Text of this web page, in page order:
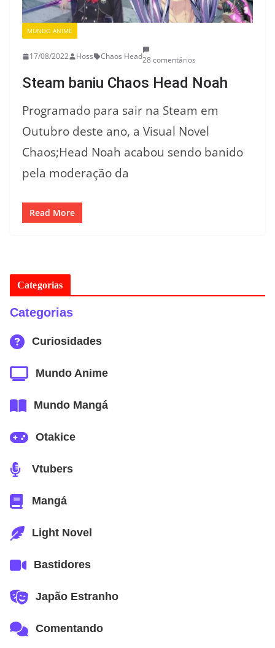
MUNDO ANIME
17/08/2022 Hoss Chaos Head28 comentários
Steam baniu Chaos Head Noah
Programado para sair na Steam em
Outubro deste ano, a Visual Novel
Chaos;Head Noah acabou sendo banido
pela moderação da
Read More
Categorias
Categorias
Curiosidades
Mundo Anime
Mundo Mangá
Otakice
Vtubers
Mangá
Light Novel
Bastidores
Japão Estranho
Comentando